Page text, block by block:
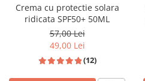
Pachete
Crema cu protectie solara
ridicata SPF50+ 50ML
57,00 Lei
49,00 Lei
(12)